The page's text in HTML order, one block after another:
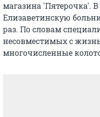
магазина 'Пятерочка'.
Елизаветинскую
раз. По словам
несовместимых с
многочисленные